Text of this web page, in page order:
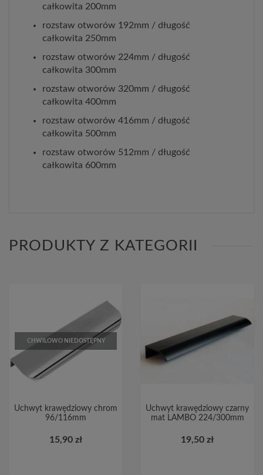
całkowita 200mm
rozstaw otworów 192mm / długość
całkowita 250mm
rozstaw otworów 224mm / długość
całkowita 300mm
rozstaw otworów 320mm / długość
całkowita 400mm
rozstaw otworów 416mm / długość
całkowita 500mm
rozstaw otworów 512mm / długość
całkowita 600mm
PRODUKTY Z KATEGORII
CHWILOWO NIEDOSTĘPNY
Uchwyt krawędziowy chrom
96/116mm
15,90 zł
Uchwyt krawędziowy czarny
mat LAMBO 224/300mm
19,50 zł